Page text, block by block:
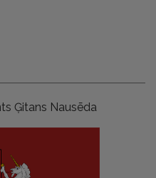
Ģitans Nausēda